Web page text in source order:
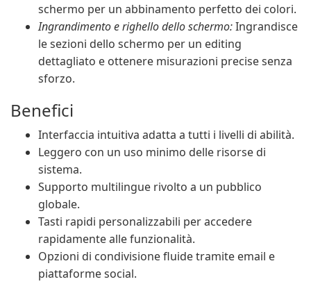
schermo per un abbinamento perfetto dei colori.
Ingrandimento e righello dello schermo:Ingrandisce
le sezioni dello schermo per un editing
dettagliato e ottenere misurazioni precise senza
sforzo.
Benefici
Interfaccia intuitiva adatta a tutti i livelli di abilità.
Leggero con un uso minimo delle risorse di
sistema.
Supporto multilingue rivolto a un pubblico
globale.
Tasti rapidi personalizzabili per accedere
rapidamente alle funzionalità.
Opzioni di condivisione fluide tramite email e
piattaforme social.